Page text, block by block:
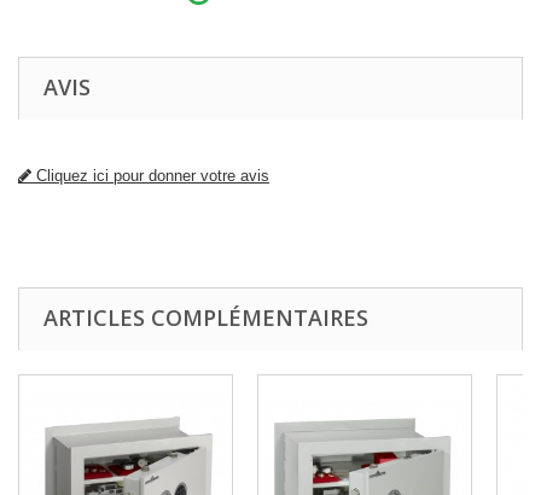
AVIS
Cliquez ici pour donner votre avis
ARTICLES COMPLÉMENTAIRES